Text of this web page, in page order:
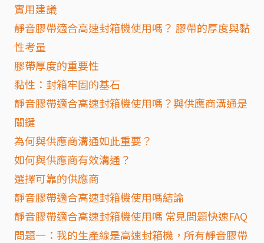
實用建議
靜音膠帶適合高速封箱機使用嗎？ 膠帶的厚度與黏
性考量
膠帶厚度的重要性
黏性：封箱牢固的基石
靜音膠帶適合高速封箱機使用嗎？與供應商溝通是
關鍵
為何與供應商溝通如此重要？
如何與供應商有效溝通？
選擇可靠的供應商
靜音膠帶適合高速封箱機使用嗎結論
靜音膠帶適合高速封箱機使用嗎 常見問題快速FAQ
問題一：我的生產線是高速封箱機，所有靜音膠帶